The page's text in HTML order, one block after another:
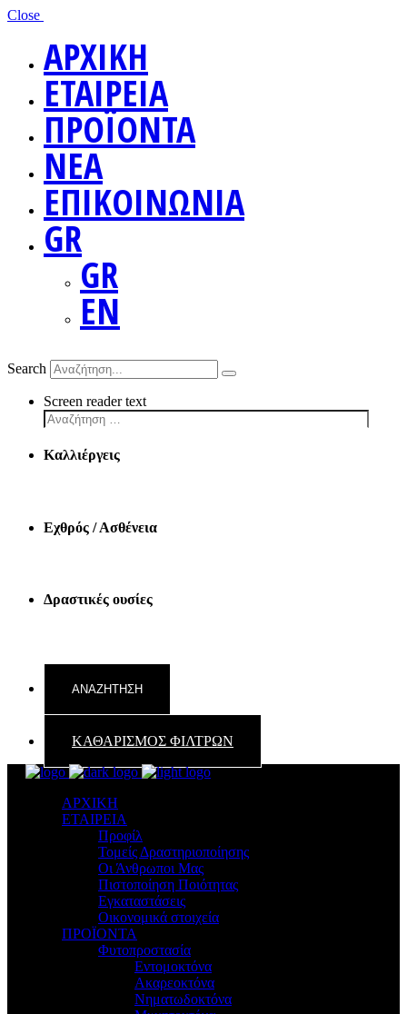
Close
ΑΡΧΙΚΗ
ΕΤΑΙΡΕΙΑ
ΠΡΟΪΟΝΤΑ
ΝΕΑ
ΕΠΙΚΟΙΝΩΝΙΑ
GR
GR
EN
Search
Screen reader text
Καλλιέργεις
Εχθρός / Ασθένεια
Δραστικές ουσίες
ΚΑΘΑΡΙΣΜΟΣ ΦΙΛΤΡΩΝ
ΑΡΧΙΚΗ
ΕΤΑΙΡΕΙΑ
Προφίλ
Τομείς Δραστηριοποίησης
Οι Άνθρωποι Μας
Πιστοποίηση Ποιότητας
Εγκαταστάσεις
Οικονομικά στοιχεία
ΠΡΟΪΟΝΤΑ
Φυτοπροστασία
Εντομοκτόνα
Ακαρεοκτόνα
Νηματωδοκτόνα